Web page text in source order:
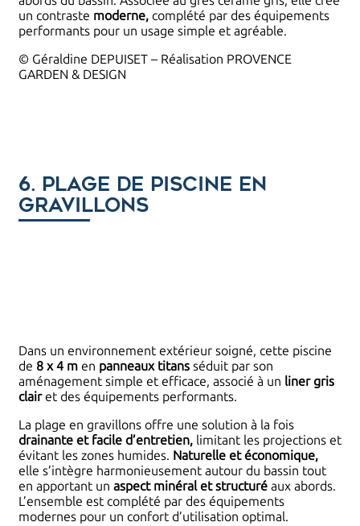
un contraste moderne, complété par des équipements
performants pour un usage simple et agréable.
© Géraldine DEPUISET – Réalisation PROVENCE
GARDEN & DESIGN
6. Plage de piscine en
gravillons
Dans un environnement extérieur soigné, cette piscine
de 8 x 4 m en panneaux titans séduit par son
aménagement simple et efficace, associé à un liner gris
clairet des équipements performants.
La plage en gravillons offre une solution à la fois
drainante et facile d’entretien, limitant les projections et
évitant les zones humides. Naturelle et économique,
elle s’intègre harmonieusement autour du bassin tout
en apportant un aspect minéral et structuré aux abords.
L’ensemble est complété par des équipements
modernes pour un confort d’utilisation optimal.